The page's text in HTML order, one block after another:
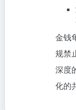
金钱
规禁
深度
化的